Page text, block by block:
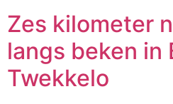
Zes kilometer
langs beken in
Twekkelo